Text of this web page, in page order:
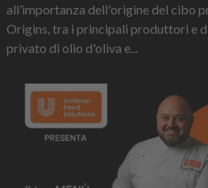
all’importanza dell'origine del cibo
Origins, tra i principali produttori e
privato di olio d'oliva e...